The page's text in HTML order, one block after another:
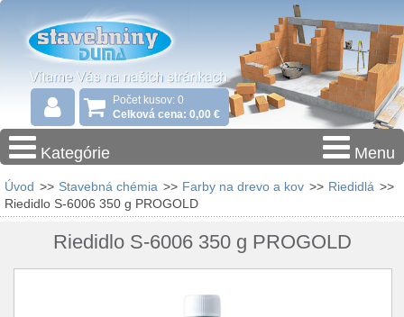
Počet kusov: 0
Celková cena: 0,00 €
Kategórie Menu
Úvod >> Stavebná chémia >> Farby na drevo a kov >> Riedidlá >>
Riedidlo S-6006 350 g PROGOLD
Riedidlo S-6006 350 g PROGOLD